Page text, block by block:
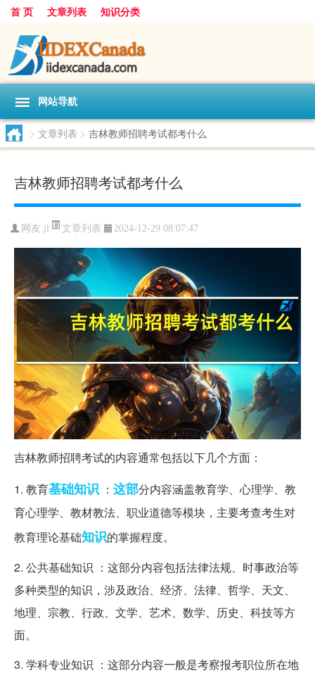
首 页 文章列表 知识分类
网站导航
> 文章列表 > 吉林教师招聘考试都考什么
吉林教师招聘考试都考什么
网友:jl 文章列表 2024-12-29 08:07:47
吉林教师招聘考试的内容通常包括以下几个方面：
1. 教育基础知识 ： 这部分内容涵盖教育学、心理学、教
育心理学、教材教法、职业道德等模块，主要考查考生对
教育理论基础知识的掌握程度。
2. 公共基础知识 ：这部分内容包括法律法规、时事政治等
多种类型的知识，涉及政治、经济、法律、哲学、天文、
地理、宗教、行政、文学、艺术、数学、历史、科技等方
面。
3. 学科专业知识 ：这部分内容一般是考察报考职位所在地